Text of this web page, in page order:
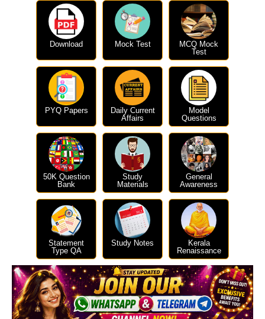
Download Mock Test
MCQ Mock
Test
PYQ Papers
Daily Current
Affairs
Model
Questions
50K Question
Bank
Study
Materials
General
Awareness
Statement
Type QA
Study Notes
Kerala
Renaissance